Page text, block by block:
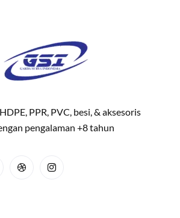
PPR, PVC, besi, & aksesoris
pengalaman +8 tahun